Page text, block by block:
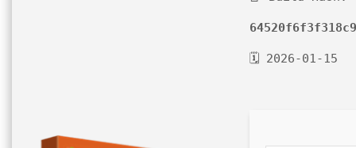
🗓 2026-01-15